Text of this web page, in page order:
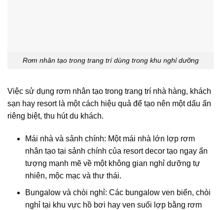
Rơm nhân tạo trong trang trí dùng trong khu nghỉ dưỡng
Việc sử dụng rơm nhân tạo trong trang trí nhà hàng, khách
sạn hay resort là một cách hiệu quả để tạo nên một dấu ấn
riêng biệt, thu hút du khách.
Mái nhà và sảnh chính: Một mái nhà lớn lợp rơm
nhân tạo tại sảnh chính của resort decor tạo ngay ấn
tượng mạnh mẽ về một không gian nghỉ dưỡng tự
nhiên, mộc mạc và thư thái.
Bungalow và chòi nghỉ: Các bungalow ven biển, chòi
nghỉ tại khu vực hồ bơi hay ven suối lợp bằng rơm